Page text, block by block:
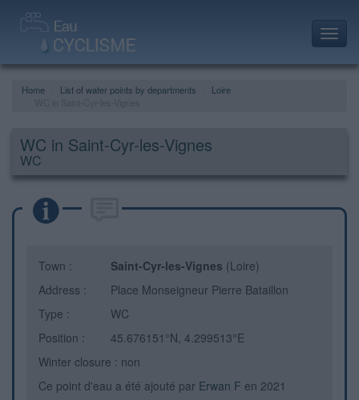
Home List of water points by departments
Loire
WC in Saint-Cyr-les-Vignes
WC
Town : Saint-Cyr-les-Vignes (Loire)
Address :
Place Monseigneur Pierre Bataillon
Type :
WC
Position :
45.676151°N, 4.299513°E
Winter closure : non
Ce point d'eau a été ajouté par Erwan F en 2021